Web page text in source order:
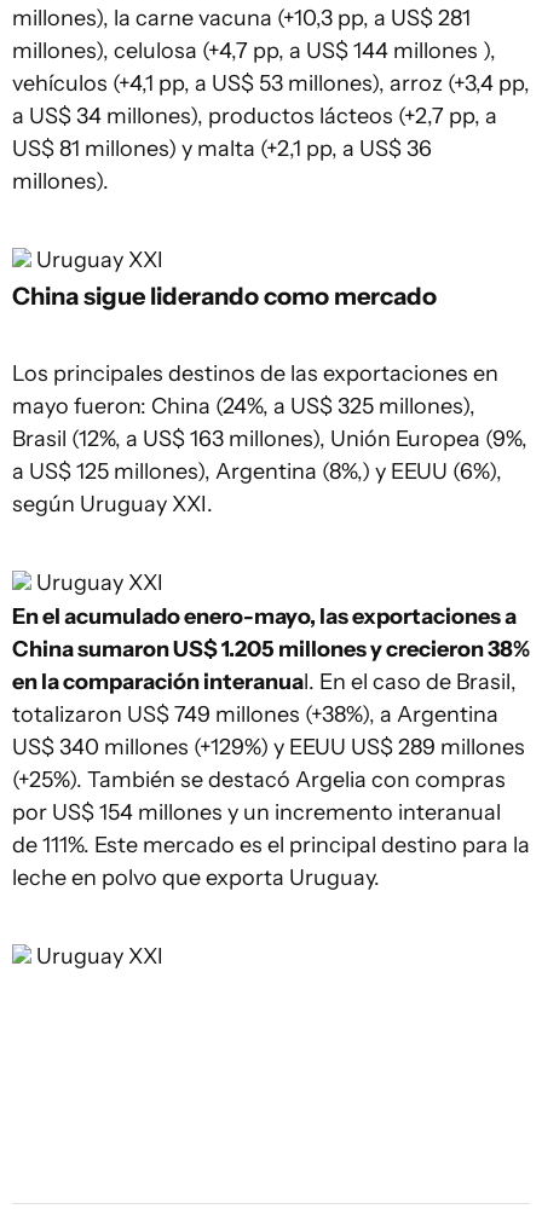
millones), la carne vacuna (+10,3 pp, a US$ 281
millones), celulosa (+4,7 pp, a US$ 144 millones ),
vehículos (+4,1 pp, a US$ 53 millones), arroz (+3,4 pp,
a US$ 34 millones), productos lácteos (+2,7 pp, a
US$ 81 millones) y malta (+2,1 pp, a US$ 36
millones).
Uruguay XXI
China sigue liderando como mercado
Los principales destinos de las exportaciones en
mayo fueron: China (24%, a US$ 325 millones),
Brasil (12%, a US$ 163 millones), Unión Europea (9%,
a US$ 125 millones), Argentina (8%,) y EEUU (6%),
según Uruguay XXI.
Uruguay XXI
En el acumulado enero-mayo, las exportaciones a
China sumaron US$ 1.205 millones y crecieron 38%
en la comparación interanual. En el caso de Brasil,
totalizaron US$ 749 millones (+38%), a Argentina
US$ 340 millones (+129%) y EEUU US$ 289 millones
(+25%). También se destacó Argelia con compras
por US$ 154 millones y un incremento interanual
de 111%. Este mercado es el principal destino para la
leche en polvo que exporta Uruguay.
Uruguay XXI